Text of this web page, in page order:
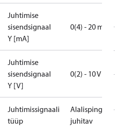
Juhtimise
sisendsignaal
Y [mA]
0(4) - 20 mA
Juhtimise
sisendsignaal
Y [V]
0(2) - 10 V
Juhtimissignaali
tüüp
Alalispingega
juhitav